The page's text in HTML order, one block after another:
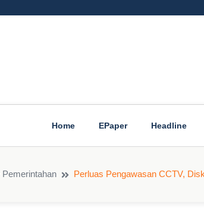
Home EPaper Headline
Perluas Pengawasan CCTV,